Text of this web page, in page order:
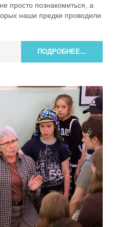
просто познакомиться, а
наши предки проводили
ПОДРОБНЕЕ...